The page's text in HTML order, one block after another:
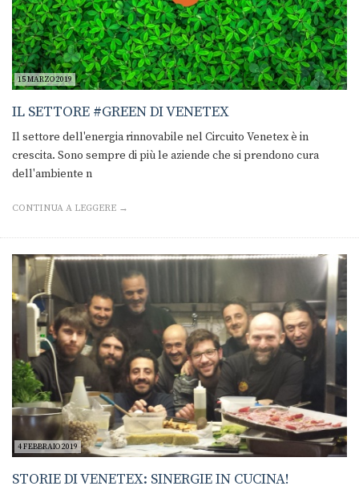
15 MARZO 2019
IL SETTORE #GREEN DI VENETEX
Il settore dell'energia rinnovabile nel Circuito Venetex è in
crescita. Sono sempre di più le aziende che si prendono cura
dell'ambiente n
CONTINUA A LEGGERE →
4 FEBBRAIO 2019
STORIE DI VENETEX: SINERGIE IN CUCINA!